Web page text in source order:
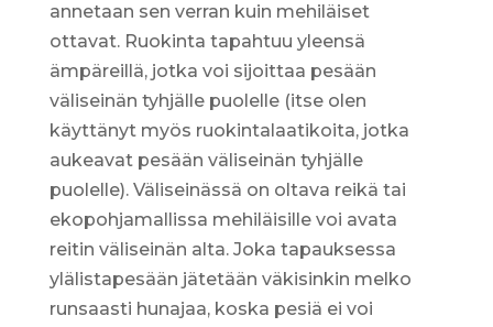
annetaan sen verran kuin mehiläiset
ottavat. Ruokinta tapahtuu yleensä
ämpäreillä, jotka voi sijoittaa pesään
väliseinän tyhjälle puolelle (itse olen
käyttänyt myös ruokintalaatikoita, jotka
aukeavat pesään väliseinän tyhjälle
puolelle). Väliseinässä on oltava reikä tai
ekopohjamallissa mehiläisille voi avata
reitin väliseinän alta. Joka tapauksessa
ylälistapesään jätetään väkisinkin melko
runsaasti hunajaa, koska pesiä ei voi